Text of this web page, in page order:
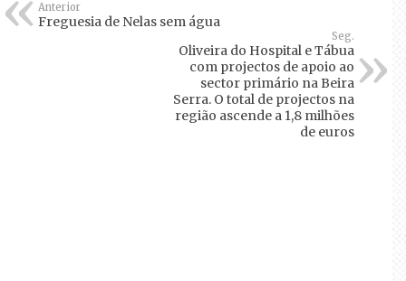
Anterior
Freguesia de Nelas sem água
Seg.
Oliveira do Hospital e Tábua
com projectos de apoio ao
sector primário na Beira
Serra. O total de projectos na
região ascende a 1,8 milhões
de euros